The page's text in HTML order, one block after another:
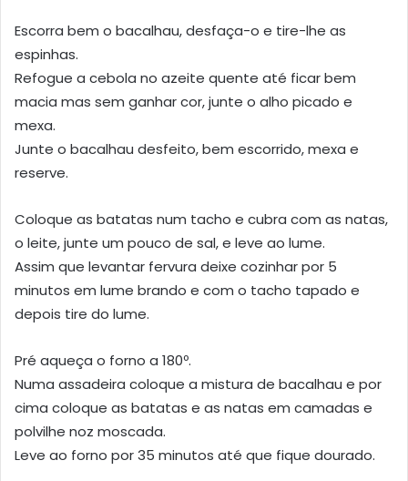
Escorra bem o bacalhau, desfaça-o e tire-lhe as
espinhas.
Refogue a cebola no azeite quente até ficar bem
macia mas sem ganhar cor, junte o alho picado e
mexa.
Junte o bacalhau desfeito, bem escorrido, mexa e
reserve.
Coloque as batatas num tacho e cubra com as natas,
o leite, junte um pouco de sal, e leve ao lume.
Assim que levantar fervura deixe cozinhar por 5
minutos em lume brando e com o tacho tapado e
depois tire do lume.
Pré aqueça o forno a 180º.
Numa assadeira coloque a mistura de bacalhau e por
cima coloque as batatas e as natas em camadas e
polvilhe noz moscada.
Leve ao forno por 35 minutos até que fique dourado.